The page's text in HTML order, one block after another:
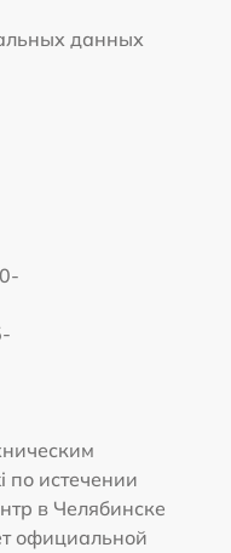
данных
по истечении
в Челябинске
официальной